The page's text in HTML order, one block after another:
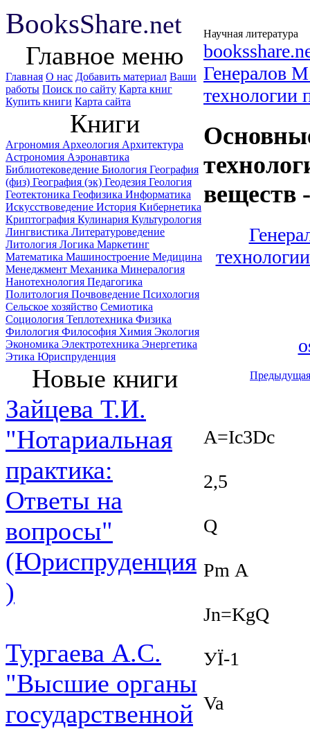
BooksShare.net Научная литература
Главное меню
Главная О нас Добавить материал Ваши
работы Поиск по сайту Карта книг
Купить книги Карта сайта
Книги
Агрономия Археология Архитектура
Астрономия Аэронавтика
Библиотековедение Биология География
(физ) География (эк) Геодезия Геология
Геотектоника Геофизика Информатика
Искусствоведение История Кибернетика
Криптография Кулинария Культурология
Лингвистика Литературоведение
Литология Логика Маркетинг
Математика Машиностроение Медицина
Менеджмент Механика Минералогия
Нанотехнология Педагогика
Политология Почвоведение Психология
Сельское хозяйство Семиотика
Социология Теплотехника Физика
Филология Философия Химия Экология
Экономика Электротехника Энергетика
Этика Юриспруденция
Новые книги
Зайцева Т.И.
"Нотариальная
практика:
Ответы на
вопросы"
(Юриспруденция
)
Тургаева А.С.
"Высшие органы
государственной
Генералов
технологии
веществ
Предыдущая
A=Ic3Dc
2,5
Q
Pm А
Jn=KgQ
УЇ-1
Va